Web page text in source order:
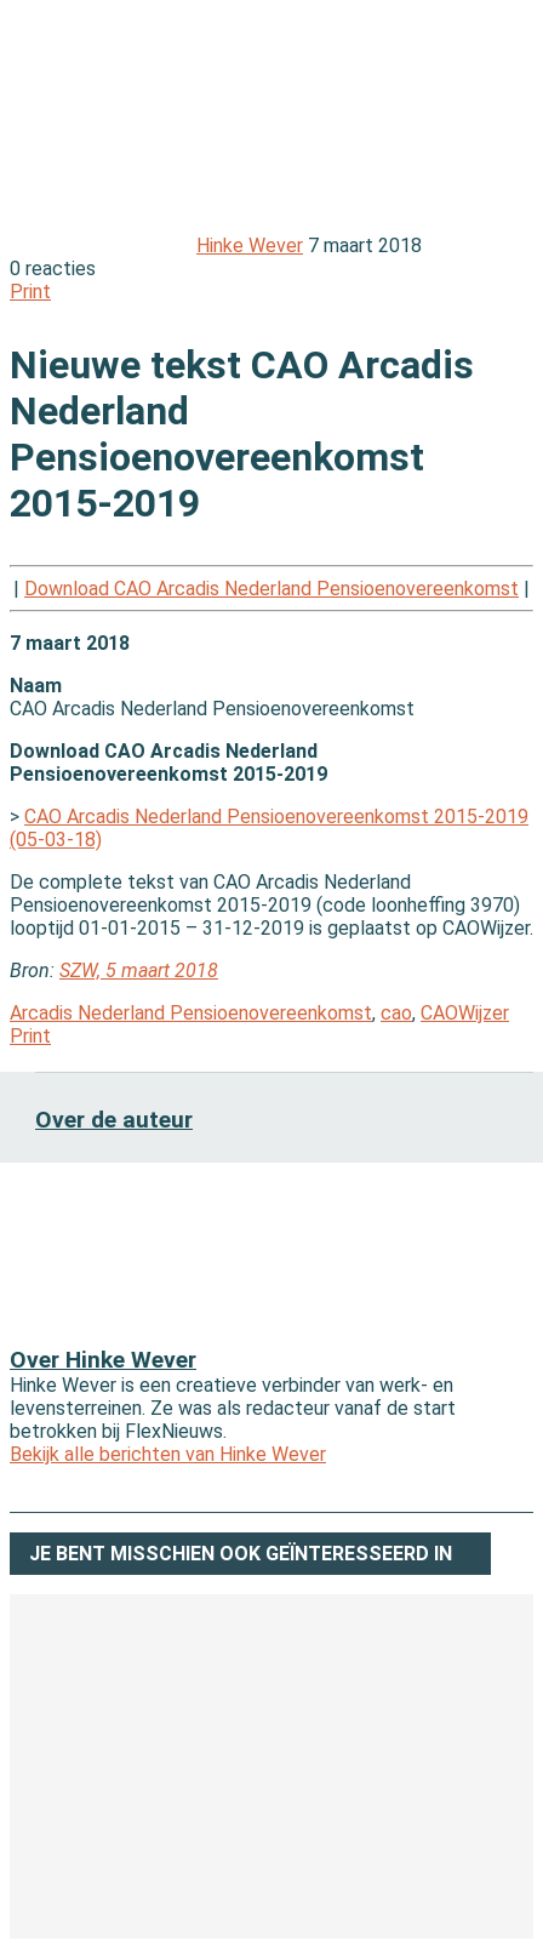
Hinke Wever 7 maart 2018
0 reacties
Print
Nieuwe tekst CAO Arcadis
Nederland
Pensioenovereenkomst
2015-2019
Download CAO Arcadis Nederland Pensioenovereenkomst
7 maart 2018
Naam
CAO Arcadis Nederland Pensioenovereenkomst
Download CAO Arcadis Nederland
Pensioenovereenkomst 2015-2019
> CAO Arcadis Nederland Pensioenovereenkomst 2015-2019
(05-03-18)
De complete tekst van CAO Arcadis Nederland
Pensioenovereenkomst 2015-2019 (code loonheffing 3970)
looptijd 01-01-2015 – 31-12-2019 is geplaatst op CAOWijzer.
Bron: SZW, 5 maart 2018
Arcadis Nederland Pensioenovereenkomst, cao, CAOWijzer
Print
Over de auteur
Over Hinke Wever
Hinke Wever is een creatieve verbinder van werk- en
levensterreinen. Ze was als redacteur vanaf de start
betrokken bij FlexNieuws.
Bekijk alle berichten van Hinke Wever
JE BENT MISSCHIEN OOK GEÏNTERESSEERD IN